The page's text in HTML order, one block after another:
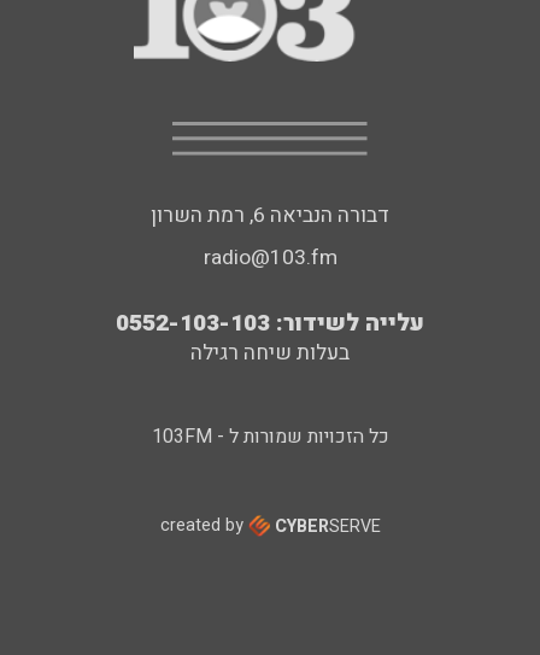
דבורה הנביאה 6, רמת השרון
radio@103.fm
עלייה לשידור: 0552-103-103
בעלות שיחה רגילה
כל הזכויות שמורות ל - 103FM
created by CYBERSERVE